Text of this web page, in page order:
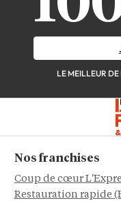
LE MEILLEUR
Nos franchises
Coup de cœur
Restauration rapide